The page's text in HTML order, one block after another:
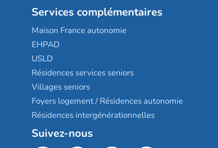
Services complémentaires
Maison France autonomie
EHPAD
USLD
Résidences services seniors
Villages seniors
Foyers logement / Résidences autonomie
Résidences intergénérationnelles
Suivez-nous